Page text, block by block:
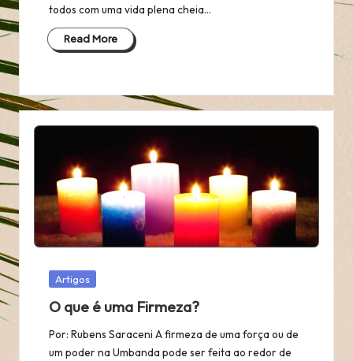
todos com uma vida plena cheia…
Read More
Posted
Artigos
O que é uma Firmeza?
Por: Rubens Saraceni A firmeza de uma força ou de
um poder na Umbanda pode ser feita ao redor de